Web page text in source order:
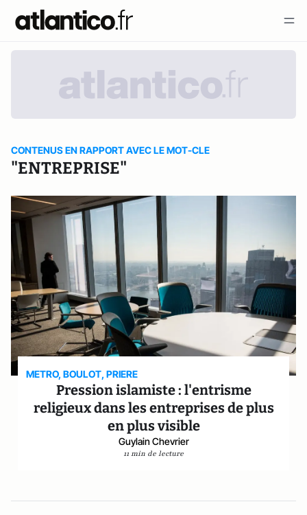
CONTENUS EN RAPPORT AVEC LE MOT-CLE
"ENTREPRISE"
METRO, BOULOT, PRIERE
Pression islamiste : l'entrisme
religieux dans les entreprises de plus
en plus visible
Guylain Chevrier
11 min de lecture